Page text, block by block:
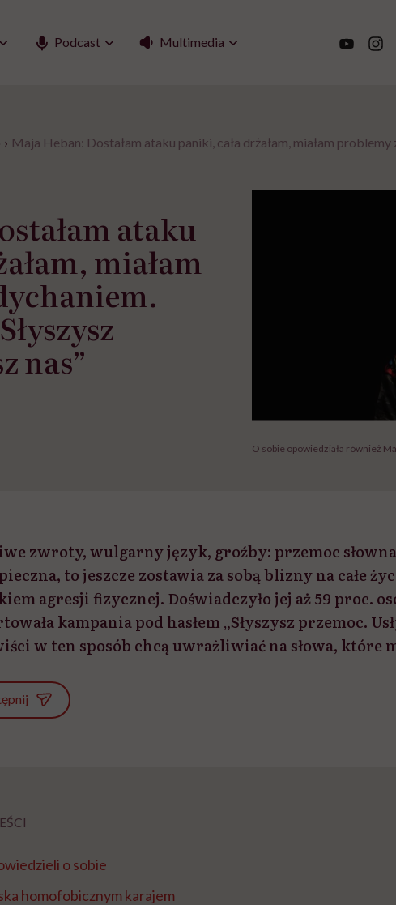
Podcast Multimedia
› Maja Heban: Dostałam ataku paniki, cała drżałam, miałam problemy
ataku
miałam
nas”
O sobie opowiedziała również
zwroty, wulgarny język, groźby: przemoc słowna
to jeszcze zostawia za sobą blizny na całe
agresji fizycznej. Doświadczyło jej aż 59 proc.
kampania pod hasłem „Słyszysz przemoc.
w ten sposób chcą uwrażliwiać na słowa, które
o sobie
homofobicznym karajem